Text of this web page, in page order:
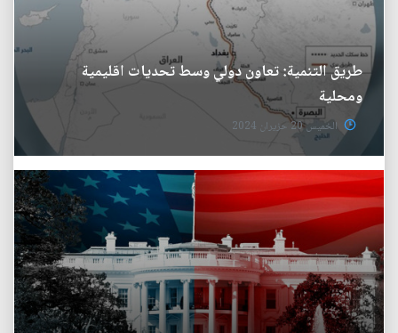
طريق التنمية: تعاون دولي وسط تحديات اقليمية
ومحلية
الخميس 20 حزيران 2024